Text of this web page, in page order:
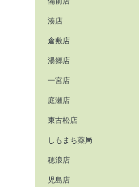
湊店
倉敷店
湯郷店
一宮店
庭瀬店
東古松店
しもまち薬局
穂浪店
児島店